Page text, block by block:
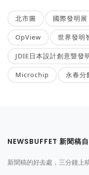
北市圖 國際發明展
OpView 世界發明
JDIE日本設計創意暨發
Microchip 永春分
NEWSBUFFET 新聞稿
新聞稿的好去處，三分鐘上